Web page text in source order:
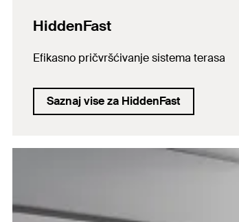
HiddenFast
Efikasno pričvršćivanje sistema terasa
Saznaj vise za HiddenFast